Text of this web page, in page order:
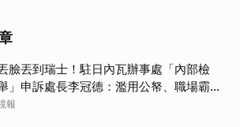
臉丟到瑞士！駐日內瓦辦事處「內部檢
」申訴處長李冠德：濫用公帑、職場霸
、超速仔拒繳罰單 外交部要查了
報